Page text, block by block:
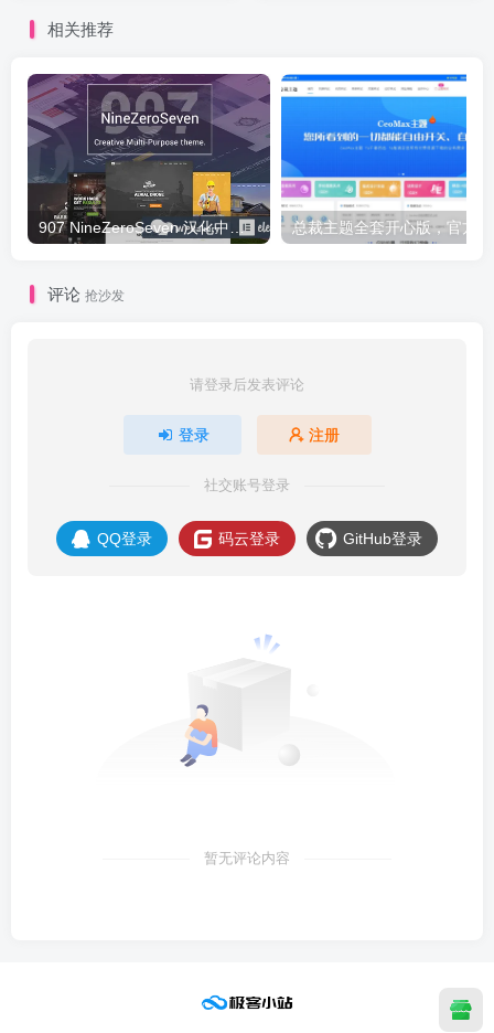
相关推荐
907 NineZeroSeven 汉化中文版|多用途多功能企业WordPress主题下载
评论 抢沙发
请登录后发表评论
登录 注册
社交账号登录
QQ登录 码云登录 GitHub登录
暂无评论内容